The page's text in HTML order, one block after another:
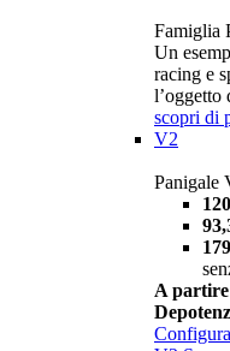
Famiglia
Un
racing e
l’oggetto
scopri di
V2
Panigale
A partire
Configura